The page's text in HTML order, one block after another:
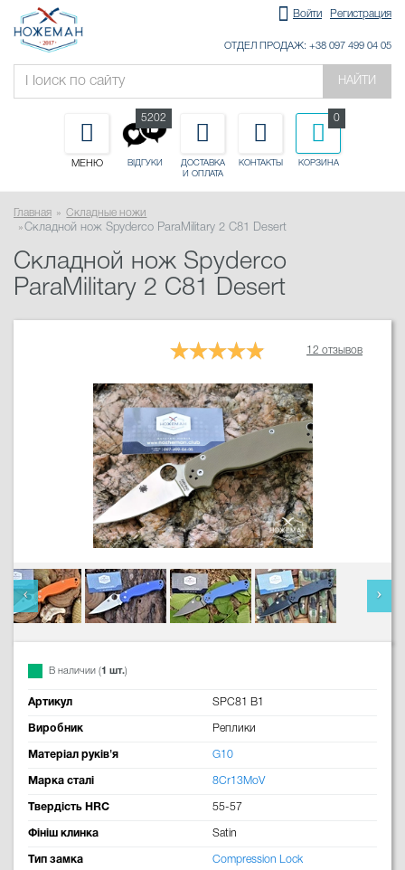
Войти Регистрация
ОТДЕЛ ПРОДАЖ: +38 097 499 04 05
НАЙТИ
МЕНЮ ВІДГУКИ
5202
ДОСТАВКА
И ОПЛАТА
КОНТАКТЫ КОРЗИНА
0
Главная
Складные ножи
Складной нож Spyderco ParaMilitary 2 C81 Desert
Складной нож Spyderco
ParaMilitary 2 C81 Desert
12 отзывов
В наличии (1 шт.)
Артикул SPC81 B1
Виробник Реплики
Матеріал руків'я G10
Марка сталі 8Cr13MoV
Твердість HRC 55-57
Фініш клинка Satin
Тип замка Compression Lock